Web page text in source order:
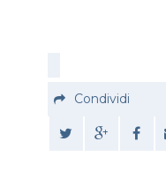
Condividi